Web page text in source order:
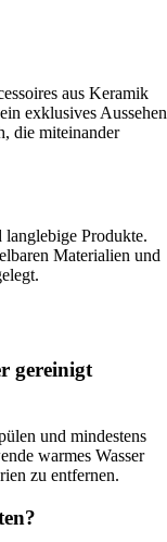
aus Keramik
exklusives Aussehen
die miteinander
Produkte.
Materialien und
gereinigt
und mindestens
warmes Wasser
zu entfernen.